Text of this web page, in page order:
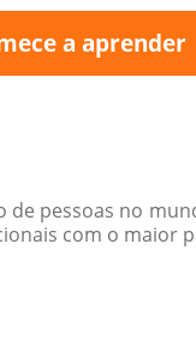
a aprender
de pessoas no
com o maior